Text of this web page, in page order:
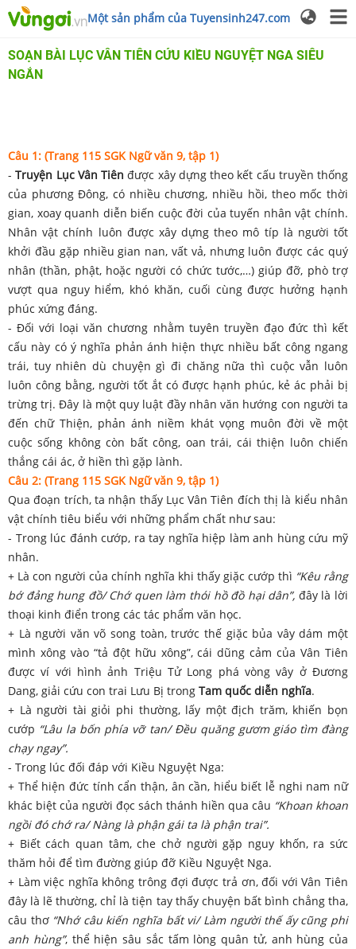
Một sản phẩm của Tuyensinh247.com
SOẠN BÀI LỤC VÂN TIÊN CỨU KIỀU NGUYỆT NGA SIÊU
NGẮN
Câu 1: (Trang 115 SGK Ngữ văn 9, tập 1)
-Truyện Lục Vân Tiên được xây dựng theo kết cấu truyền thống
của phương Đông, có nhiều chương, nhiều hồi, theo mốc thời
gian, xoay quanh diễn biến cuộc đời của tuyến nhân vật chính.
Nhân vật chính luôn được xây dựng theo mô típ là người tốt
khởi đầu gặp nhiều gian nan, vất vả, nhưng luôn được các quý
nhân (thần, phật, hoặc người có chức tước,…) giúp đỡ, phò trợ
vượt qua nguy hiểm, khó khăn, cuối cùng được hưởng hạnh
phúc xứng đáng.
- Đối với loại văn chương nhằm tuyên truyền đạo đức thì kết
cấu này có ý nghĩa phản ánh hiện thực nhiều bất công ngang
trái, tuy nhiên dù chuyện gì đi chăng nữa thì cuộc vẫn luôn
luôn công bằng, người tốt ắt có được hạnh phúc, kẻ ác phải bị
trừng trị. Đây là một quy luật đầy nhân văn hướng con người ta
đến chữ Thiện, phản ánh niềm khát vọng muôn đời về một
cuộc sống không còn bất công, oan trái, cái thiện luôn chiến
thắng cái ác, ở hiền thì gặp lành.
Câu 2: (Trang 115 SGK Ngữ văn 9, tập 1)
Qua đoạn trích, ta nhận thấy Lục Vân Tiên đích thị là kiểu nhân
vật chính tiêu biểu với những phẩm chất như sau:
- Trong lúc đánh cướp, ra tay nghĩa hiệp làm anh hùng cứu mỹ
nhân.
+ Là con người của chính nghĩa khi thấy giặc cướp thì “Kêu rằng
bớ đảng hung đồ/ Chớ quen làm thói hồ đồ hại dân”, đây là lời
thoại kinh điển trong các tác phẩm văn học.
+ Là người văn võ song toàn, trước thế giặc bủa vây dám một
mình xông vào “tả đột hữu xông”, cái dũng cảm của Vân Tiên
được ví với hình ảnh Triệu Tử Long phá vòng vây ở Đương
Dang, giải cứu con trai Lưu Bị trong Tam quốc diễn nghĩa.
+ Là người tài giỏi phi thường, lấy một địch trăm, khiến bọn
cướp “Lâu la bốn phía vỡ tan/ Đều quăng gươm giáo tìm đàng
chạy ngay”.
- Trong lúc đối đáp với Kiều Nguyệt Nga:
+ Thể hiện đức tính cẩn thận, ân cần, hiểu biết lễ nghi nam nữ
khác biệt của người đọc sách thánh hiền qua câu “Khoan khoan
ngồi đó chớ ra/ Nàng là phận gái ta là phận trai”.
+ Biết cách quan tâm, che chở người gặp nguy khốn, ra sức
thăm hỏi để tìm đường giúp đỡ Kiều Nguyệt Nga.
+ Làm việc nghĩa không trông đợi được trả ơn, đối với Vân Tiên
đây là lẽ thường, chỉ là tiện tay thấy chuyện bất bình chẳng tha,
câu thơ “Nhớ câu kiến nghĩa bất vi/ Làm người thế ấy cũng phi
anh hùng”, thể hiện sâu sắc tấm lòng quân tử, anh hùng của